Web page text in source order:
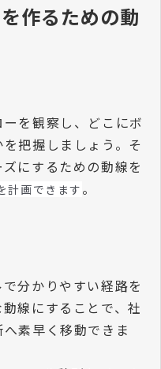
作るための動
を観察し、どこにボ
把握しましょう。そ
にするための動線を
計画できます 。
分かりやすい経路を
線にすることで、社
素早く移動できま